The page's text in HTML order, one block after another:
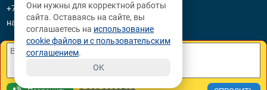
+7 (812) 336-92-64
наб. р. Фонтанки, д. 59
Они нужны для корректной работы
сайта. Оставаясь на сайте, вы
соглашаетесь на использование
cookie файлов и с пользовательским
соглашением.
OK